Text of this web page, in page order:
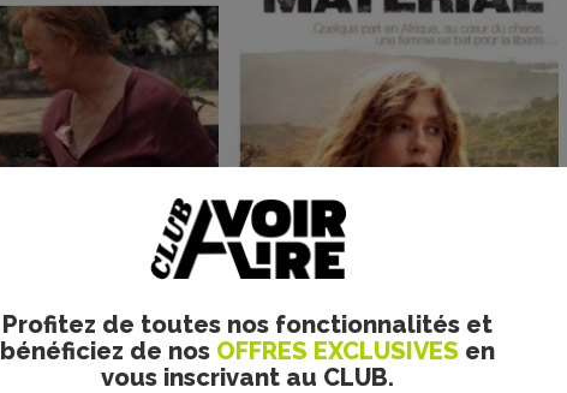
Profitez de toutes nos fonctionnalités et
bénéficiez de nos OFFRES EXCLUSIVES en
vous inscrivant au CLUB.